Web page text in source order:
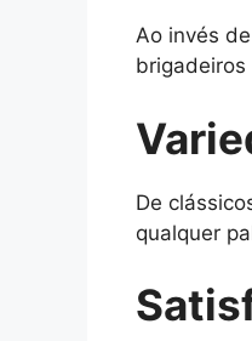
Ao invés
brigadeiros
De
qualquer